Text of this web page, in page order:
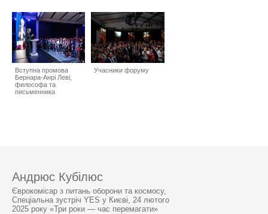
Вступна промова
Бернара-Анрі Леві,
философа та
письменника
Учасники форуму
Андрюс Кубілюс
Єврокомісар з питань оборони та космосу,
Спеціальна зустріч YES у Києві, 24 лютого
2025 року «Три роки — час перемагати»